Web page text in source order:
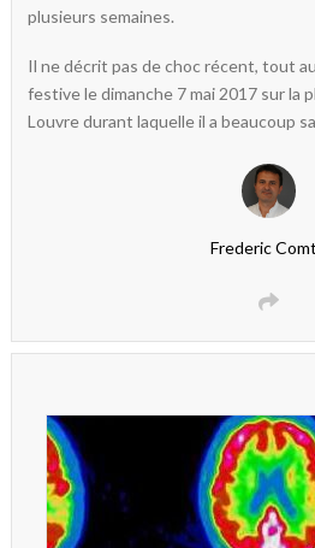
plusieurs semaines.
Il ne décrit pas de choc récent, tout
festive le dimanche 7 mai 2017 sur la
Louvre durant laquelle il a beaucoup
Frederic